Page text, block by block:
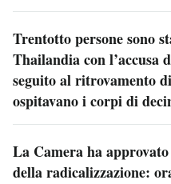
Trentotto persone sono
Thailandia con l’accusa
seguito al ritrovamento
ospitavano i corpi di
La Camera ha
della radicalizzazione: